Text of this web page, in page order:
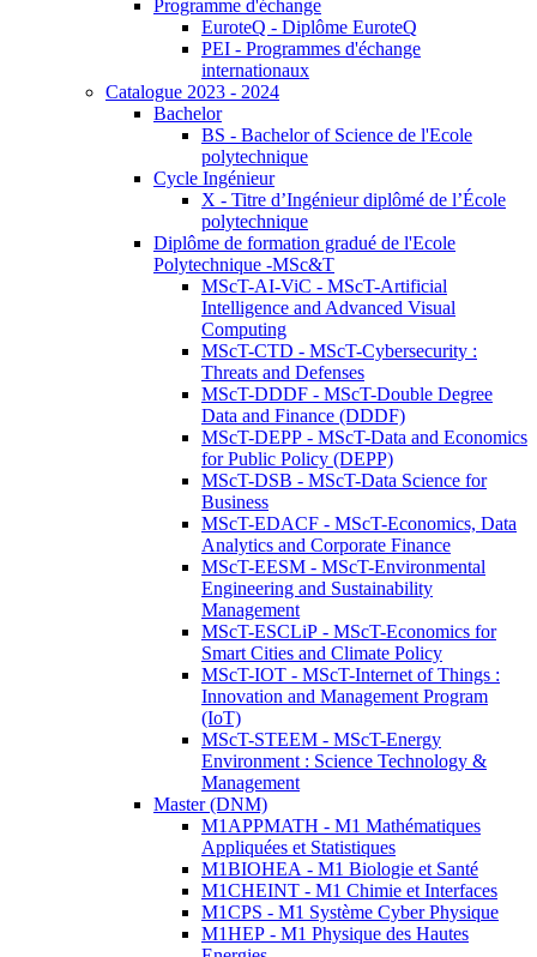
Programme d'échange
EuroteQ - Diplôme EuroteQ
PEI - Programmes d'échange
internationaux
Catalogue 2023 - 2024
Bachelor
BS - Bachelor of Science de l'Ecole
polytechnique
Cycle Ingénieur
X - Titre d’Ingénieur diplômé de l’École
polytechnique
Diplôme de formation gradué de l'Ecole
Polytechnique -MSc&T
MScT-AI-ViC - MScT-Artificial
Intelligence and Advanced Visual
Computing
MScT-CTD - MScT-Cybersecurity :
Threats and Defenses
MScT-DDDF - MScT-Double Degree
Data and Finance (DDDF)
MScT-DEPP - MScT-Data and Economics
for Public Policy (DEPP)
MScT-DSB - MScT-Data Science for
Business
MScT-EDACF - MScT-Economics, Data
Analytics and Corporate Finance
MScT-EESM - MScT-Environmental
Engineering and Sustainability
Management
MScT-ESCLiP - MScT-Economics for
Smart Cities and Climate Policy
MScT-IOT - MScT-Internet of Things :
Innovation and Management Program
(IoT)
MScT-STEEM - MScT-Energy
Environment : Science Technology &
Management
Master (DNM)
M1APPMATH - M1 Mathématiques
Appliquées et Statistiques
M1BIOHEA - M1 Biologie et Santé
M1CHEINT - M1 Chimie et Interfaces
M1CPS - M1 Système Cyber Physique
M1HEP - M1 Physique des Hautes